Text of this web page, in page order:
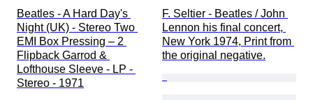
Beatles - A Hard Day's
Night (UK) - Stereo Two
EMI Box Pressing – 2
Flipback Garrod &
Lofthouse Sleeve - LP -
Stereo - 1971
F. Seltier - Beatles / John
Lennon his final concert,
New York 1974, Print from
the original negative.